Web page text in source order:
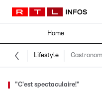
Home
Lifestyle
"C'est spectaculaire!"